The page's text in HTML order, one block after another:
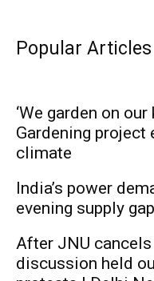
Popular Articles
‘We garden on
Gardening project
climate
India’s power
evening supply
After JNU cancels
discussion held